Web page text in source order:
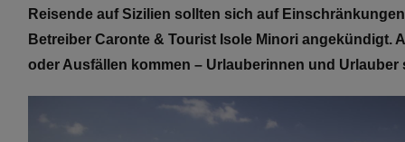
Reisende auf Sizilien sollten sich auf
Betreiber Caronte & Tourist Isole Minori angekündigt.
oder Ausfällen kommen – Urlauberinnen und